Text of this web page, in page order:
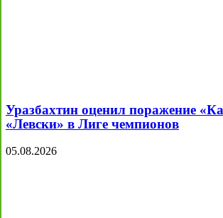
Уразбахтин оценил поражение
«Левски» в Лиге чемпионов
05.08.2026